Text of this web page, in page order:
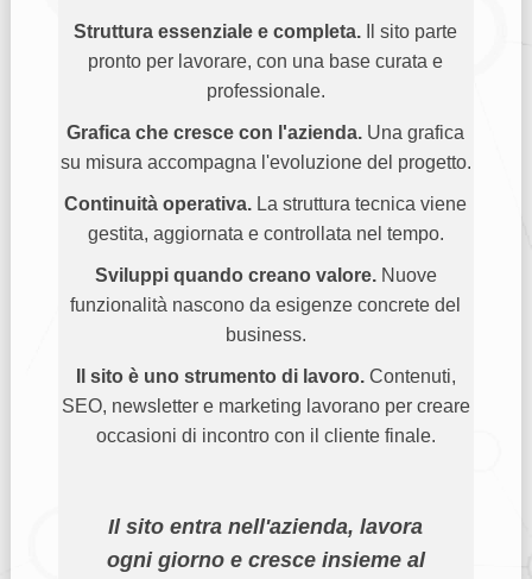
Struttura essenziale e completa. Il sito parte
pronto per lavorare, con una base curata e
professionale.
Grafica che cresce con l'azienda. Una grafica
su misura accompagna l'evoluzione del progetto.
Continuità operativa. La struttura tecnica viene
gestita, aggiornata e controllata nel tempo.
Sviluppi quando creano valore.Nuove
funzionalità nascono da esigenze concrete del
business.
Il sito è uno strumento di lavoro.Contenuti,
SEO, newsletter e marketing lavorano per creare
occasioni di incontro con il cliente finale.
Il sito entra nell'azienda, lavora
ogni giorno e cresce insieme al